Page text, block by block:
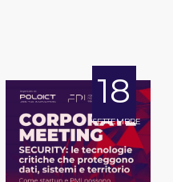
18
SETTEMBRE